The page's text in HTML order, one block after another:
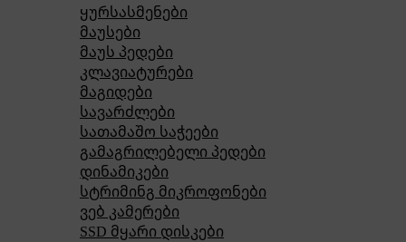
ყურსასმენები
მაუსები
მაუს პედები
კლავიატურები
მაგიდები
სავარძლები
სათამაშო საჭეები
გამაგრილებელი პედები
დინამიკები
სტრიმინგ მიკროფონები
ვებ კამერები
SSD მყარი დისკები